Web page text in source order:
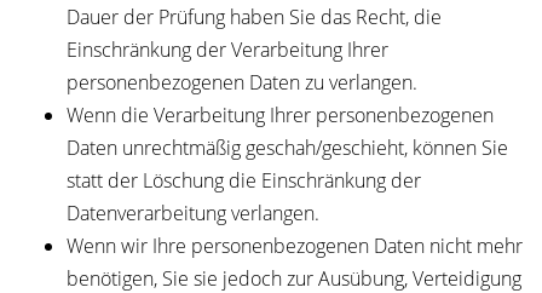
Dauer der Prüfung haben Sie das Recht, die
Einschränkung der Verarbeitung Ihrer
personenbezogenen Daten zu verlangen.
Wenn die Verarbeitung Ihrer personenbezogenen
Daten unrechtmäßig geschah/geschieht, können Sie
statt der Löschung die Einschränkung der
Datenverarbeitung verlangen.
Wenn wir Ihre personenbezogenen Daten nicht mehr
benötigen, Sie sie jedoch zur Ausübung, Verteidigung